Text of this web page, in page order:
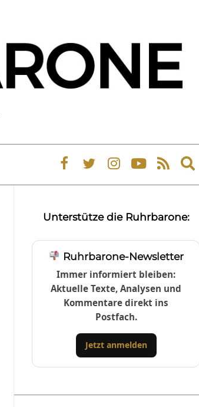
Unterstütze die Ruhrbarone:
Ruhrbarone-Newsletter
Immer informiert bleiben:
Aktuelle Texte, Analysen und
Kommentare direkt ins
Postfach.
Jetzt anmelden